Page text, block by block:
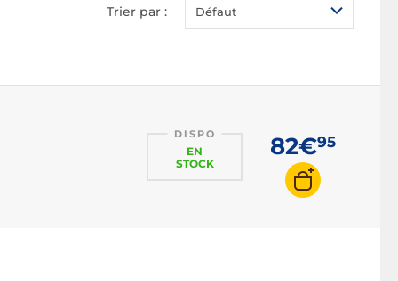
Toner jaune
Trier par : Défaut
DISPO
EN
STOCK
82€95